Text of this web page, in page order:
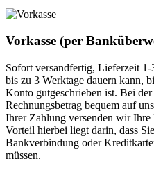
Vorkasse (per
Sofort versandfertig, Lieferzeit 1-
bis zu 3 Werktage dauern kann,
Konto gutgeschrieben ist. Bei
Rechnungsbetrag bequem auf
Ihrer Zahlung versenden wir
Vorteil hierbei liegt darin, dass
Bankverbindung oder
müssen.